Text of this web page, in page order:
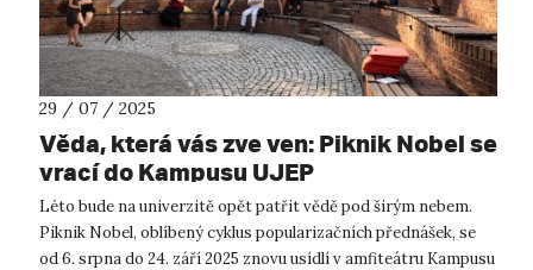
29 / 07 / 2025
Věda, která vás zve ven: Piknik Nobel se
vrací do Kampusu UJEP
Léto bude na univerzitě opět patřit vědě pod širým nebem.
Piknik Nobel, oblíbený cyklus popularizačních přednášek, se
od 6. srpna do 24. září 2025 znovu usídlí v amfiteátru Kampusu